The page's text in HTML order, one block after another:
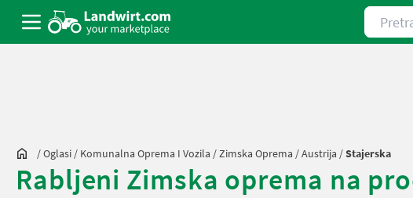
/Oglasi / Komunalna Oprema I Vozila /Zimska Oprema /Austrija /Stajerska
Rabljeni Zimska oprema na